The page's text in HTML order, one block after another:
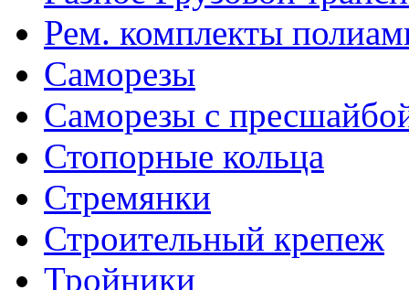
Рем. комплекты
Саморезы
Саморезы с
Стопорные кольца
Стремянки
Строительный крепеж
Тройники